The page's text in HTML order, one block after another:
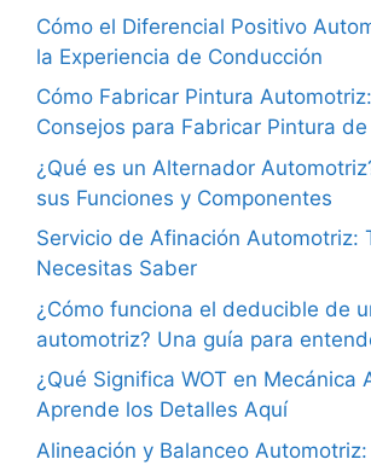
Cómo el Diferencial Positivo
la Experiencia de Conducción
Cómo Fabricar Pintura
Consejos para Fabricar Pintura
¿Qué es un Alternador
sus Funciones y Componentes
Servicio de Afinación Automotriz:
Necesitas Saber
¿Cómo funciona el deducible de
automotriz? Una guía para
¿Qué Significa WOT en Mecánica
Aprende los Detalles Aquí
Alineación y Balanceo